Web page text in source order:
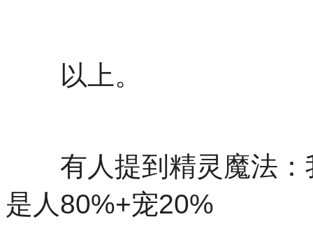
以上。
有人提到精灵魔法：
是人80%+宠20%